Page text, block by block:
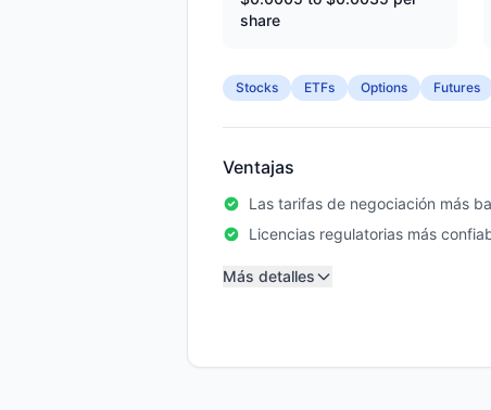
share
Stocks ETFs Options Futures
Ventajas
Las tarifas de negociación más
Licencias regulatorias más
Más detalles